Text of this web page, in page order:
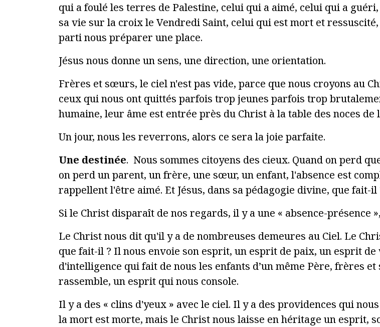
qui a foulé les terres de Palestine, celui qui a aimé, celui qui a
sa vie sur la croix le Vendredi Saint, celui qui est mort et
parti nous préparer une place.
Jésus nous donne un sens, une direction, une orientation.
Frères et sœurs, le ciel n'est pas vide, parce que nous croyons au
ceux qui nous ont quittés parfois trop jeunes parfois trop
humaine, leur âme est entrée près du Christ à la table des noces de
Un jour, nous les reverrons, alors ce sera la joie parfaite.
Une destinée. Nous sommes citoyens des cieux. Quand on perd
on perd un parent, un frère, une sœur, un enfant, l'absence est
rappellent l'être aimé. Et Jésus, dans sa pédagogie divine, que fait-
Si le Christ disparaît de nos regards, il y a une « absence-présence
Le Christ nous dit qu'il y a de nombreuses demeures au Ciel. Le
que fait-il ? Il nous envoie son esprit, un esprit de paix, un esprit
d'intelligence qui fait de nous les enfants d’un même Père, frères
rassemble, un esprit qui nous console.
Il y a des « clins d'yeux » avec le ciel. Il y a des providences qui
la mort est morte, mais le Christ nous laisse en héritage un esprit,